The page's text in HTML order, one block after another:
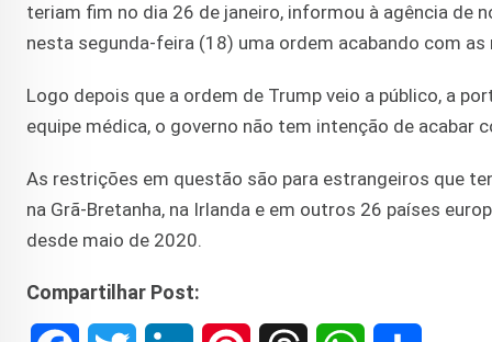
teriam fim no dia 26 de janeiro, informou à agência de
nesta segunda-feira (18) uma ordem acabando com
Logo depois que a ordem de Trump veio a público, a
equipe médica, o governo não tem intenção de acabar
As restrições em questão são para estrangeiros que
na Grã-Bretanha, na Irlanda e em outros 26 países
desde maio de 2020.
Compartilhar Post: